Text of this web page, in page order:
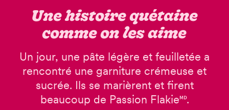
Une histoire quétaine
comme on les aime
Un jour, une pâte légère et feuilletée a
rencontré une garniture crémeuse et
sucrée. Ils se marièrent et firent
beaucoup de Passion Flakie🅫.